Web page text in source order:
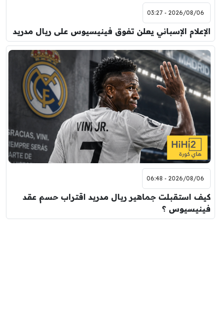
2026/08/06 - 03:27
الإعلام الإسباني يعلن تفوق فينيسيوس على ريال مدريد
2026/08/06 - 06:48
كيف استقبلت جماهير ريال مدريد اقتراب حسم عقد
فينيسيوس ؟